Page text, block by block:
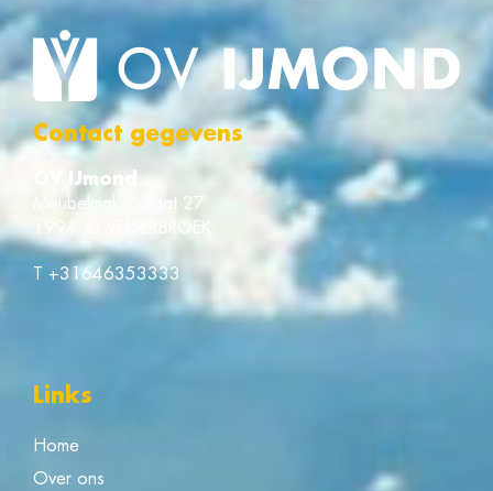
Contact gegevens
OV IJmond
Meubelmakerstraat 27
1991 JD VELSERBROEK
T +31646353333
Links
Home
Over ons